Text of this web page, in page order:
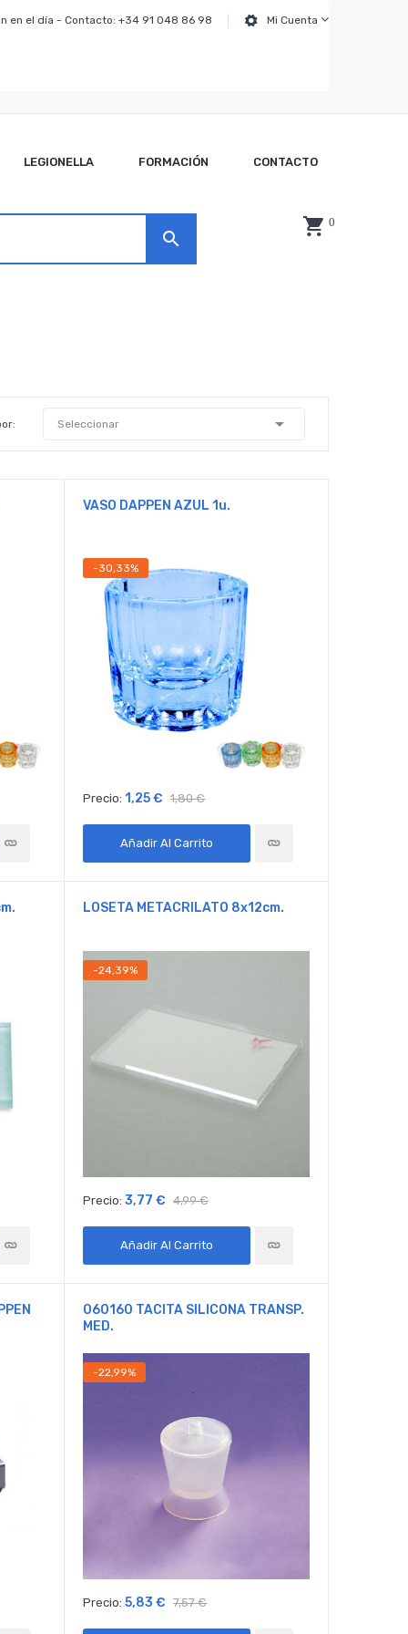
Mi Cuenta
en el día - Contacto: +34 91 048 86 98
LEGIONELLA FORMACIÓN CONTACTO
0
search
Seleccionar 
VASO DAPPEN AZUL 1u.
-30,33%
Precio: 1,25 € 1,80 €
Añadir Al Carrito
LOSETA METACRILATO 8x12cm.
-24,39%
Precio: 3,77 € 4,99 €
Añadir Al Carrito
060160 TACITA SILICONA TRANSP.
MED.
-22,99%
Precio: 5,83 € 7,57 €